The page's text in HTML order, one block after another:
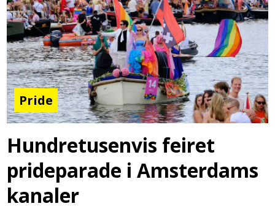
Pride
Hundretusenvis feiret
prideparade i Amsterdams
kanaler